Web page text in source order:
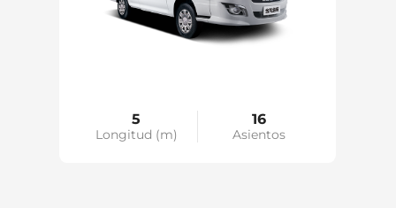
5
Longitud (m)
16
Asientos